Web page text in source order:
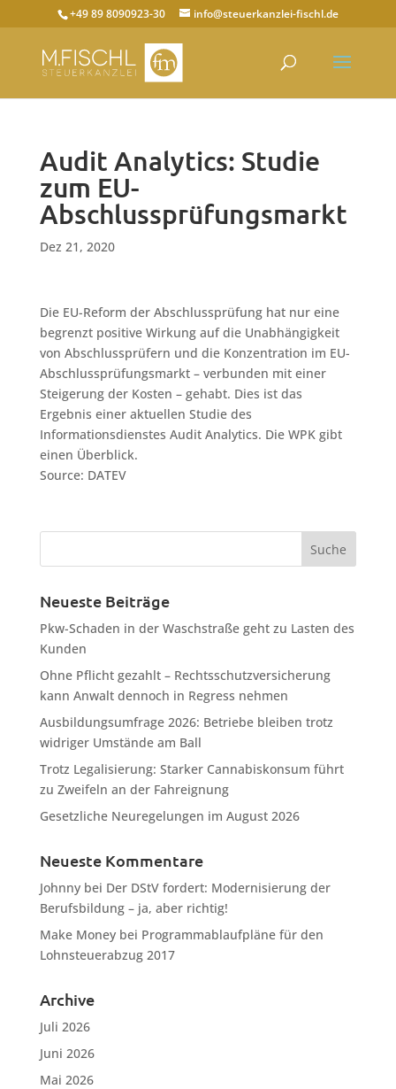
+49 89 8090923-30 info@steuerkanzlei-fischl.de
Audit Analytics: Studie
zum EU-
Abschlussprüfungsmarkt
Dez 21, 2020
Die EU-Reform der Abschlussprüfung hat nur eine
begrenzt positive Wirkung auf die Unabhängigkeit
von Abschlussprüfern und die Konzentration im EU-
Abschlussprüfungsmarkt – verbunden mit einer
Steigerung der Kosten – gehabt. Dies ist das
Ergebnis einer aktuellen Studie des
Informationsdienstes Audit Analytics. Die WPK gibt
einen Überblick.
Source: DATEV
Neueste Beiträge
Pkw-Schaden in der Waschstraße geht zu Lasten des
Kunden
Ohne Pflicht gezahlt – Rechtsschutzversicherung
kann Anwalt dennoch in Regress nehmen
Ausbildungsumfrage 2026: Betriebe bleiben trotz
widriger Umstände am Ball
Trotz Legalisierung: Starker Cannabiskonsum führt
zu Zweifeln an der Fahreignung
Gesetzliche Neuregelungen im August 2026
Neueste Kommentare
Johnnybei Der DStV fordert: Modernisierung der
Berufsbildung – ja, aber richtig!
Make Moneybei Programmablaufpläne für den
Lohnsteuerabzug 2017
Archive
Juli 2026
Juni 2026
Mai 2026